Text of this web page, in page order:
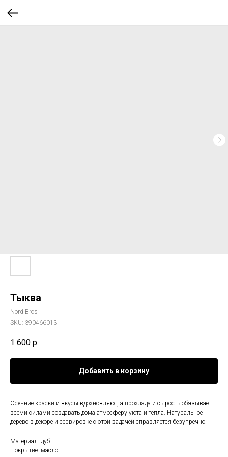
Тыква
Nord Bros
SKU: 390466013
1 600 р.
Добавить в корзину
Осенние краски и вкусы вдохновляют, а прохлада и сырость обязывает
всеми силами создавать дома атмосферу уюта и тепла. Натуральное
дерево в декоре и сервировке с этой задачей справляется безупречно!
Материал: дуб
Покрытие: масло